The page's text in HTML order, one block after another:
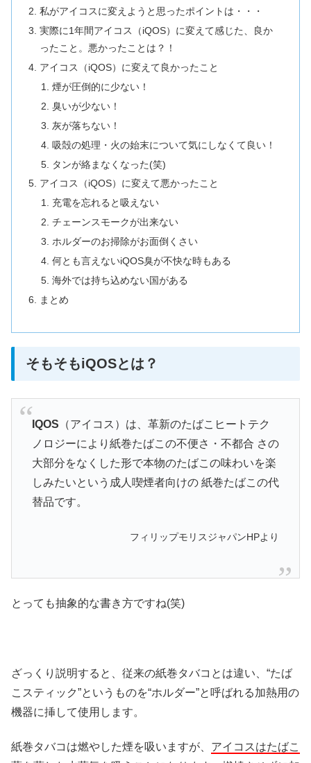
私がアイコスに変えようと思ったポイントは・・・
実際に1年間アイコス（iQOS）に変えて感じた、良か
ったこと。悪かったことは？！
アイコス（iQOS）に変えて良かったこと
煙が圧倒的に少ない！
臭いが少ない！
灰が落ちない！
吸殻の処理・火の始末について気にしなくて良い！
タンが絡まなくなった(笑)
アイコス（iQOS）に変えて悪かったこと
充電を忘れると吸えない
チェーンスモークが出来ない
ホルダーのお掃除がお面倒くさい
何とも言えないiQOS臭が不快な時もある
海外では持ち込めない国がある
まとめ
そもそもiQOSとは？
IQOS （アイコス）は、革新のたばこヒートテク
ノロジーにより紙巻たばこの不便さ・不都合 さの
大部分をなくした形で本物のたばこの味わいを楽
しみたいという成人喫煙者向けの 紙巻たばこの代
替品です。
フィリップモリスジャパンHPより
とっても抽象的な書き方ですね(笑)
ざっくり説明すると、従来の紙巻タバコとは違い、“たば
こスティック”というものを“ホルダー”と呼ばれる加熱用の
機器に挿して使用します。
紙巻タバコは燃やした煙を吸いますが、 アイコスはたばこ